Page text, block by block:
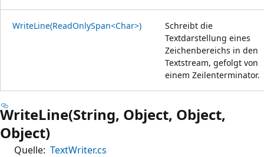
WriteLine(ReadOnlySpan<Char>)
Schreibt die
Textdarstellung eines
Zeichenbereichs in den
Textstream, gefolgt von
einem Zeilenterminator.
WriteLine(String, Object, Object,
Object)
Quelle: TextWriter.cs